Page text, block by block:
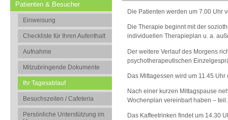
Patienten & Besucher
Einweisung
Checkliste für Ihren Aufenthalt
Aufnahme
Mitzubringende Dokumente
Ihr Tagesablauf
Besuchszeiten / Cafeteria
Persönliche Unterstützung im
Die Patienten werden um 7.00 Uhr
Die Therapie beginnt mit der
individuellen Therapieplan u. a.
Der weitere Verlauf des Morgens
psychotherapeutischen
Das Mittagessen wird um 11.45
Nach einer kurzen Mittagspause
Wochenplan vereinbart haben – teil.
Das Kaffeetrinken findet um 14.30